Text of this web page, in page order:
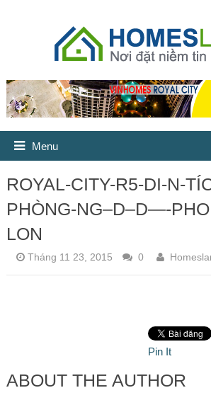
Menu
ROYAL-CITY-R5-DI-N-
PHÒNG-NG–D–D—-
LON
Tháng 11 23, 2015 0
Pin It
ABOUT THE AUTHOR